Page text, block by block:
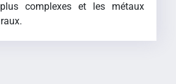
complexes et les métaux